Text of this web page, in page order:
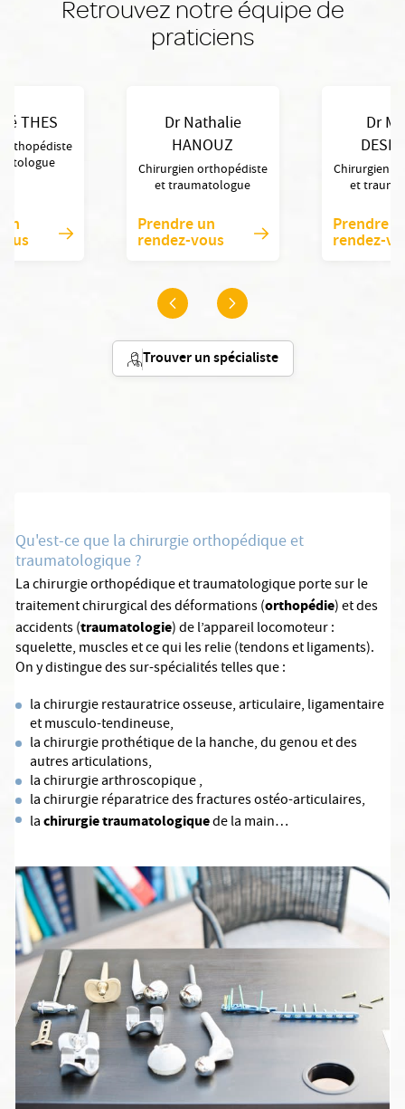
Retrouvez notre équipe de
praticiens
Dr Nathalie
HANOUZ
Chirurgien orthopédiste
et traumatologue
Prendre un
rendez-vous
Dr
Chirurgien
et
Prendre
rendez-
THES
Trouver un spécialiste
Qu'est-ce que la chirurgie orthopédique et
traumatologique ?
La chirurgie orthopédique et traumatologique porte sur le
traitement chirurgical des déformations (orthopédie) et des
accidents (traumatologie) de l’appareil locomoteur :
squelette, muscles et ce qui les relie (tendons et ligaments).
On y distingue des sur-spécialités telles que :
la chirurgie restauratrice osseuse, articulaire, ligamentaire
et musculo-tendineuse,
la chirurgie prothétique de la hanche, du genou et des
autres articulations,
la chirurgie arthroscopique ,
la chirurgie réparatrice des fractures ostéo-articulaires,
lachirurgie traumatologiquede la main…